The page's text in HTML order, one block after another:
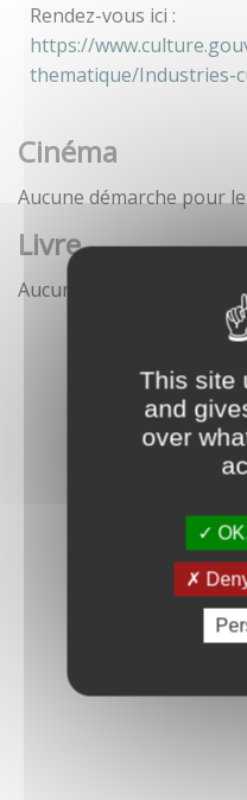
This site
and
over
Rendez-vous ici :
https://
thematique/Industries-
Cinéma
Aucune démarche pour
Livre
Aucune démarche pour le